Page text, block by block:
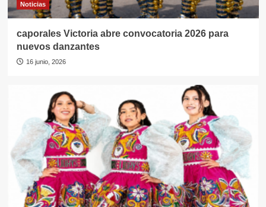
Noticias
caporales Victoria abre convocatoria 2026 para
nuevos danzantes
16 junio, 2026